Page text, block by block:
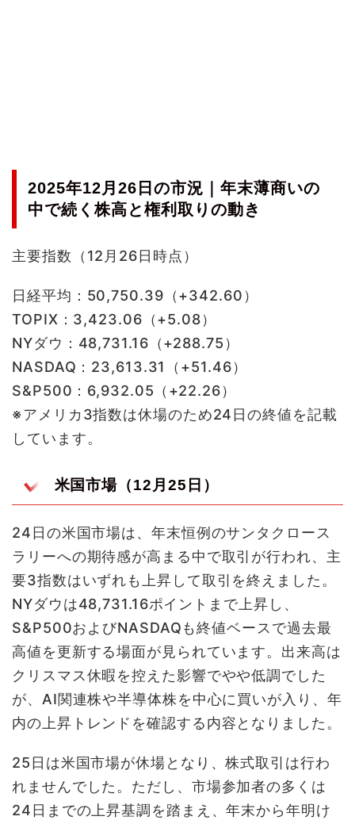
2025年12月26日の市況｜年末薄商いの
中で続く株高と権利取りの動き
主要指数（12月26日時点）
日経平均：50,750.39（+342.60）
TOPIX：3,423.06（+5.08）
NYダウ：48,731.16（+288.75）
NASDAQ：23,613.31（+51.46）
S&P500：6,932.05（+22.26）
※アメリカ3指数は休場のため24日の終値を記載
しています。
米国市場（12月25日）
24日の米国市場は、年末恒例のサンタクロース
ラリーへの期待感が高まる中で取引が行われ、主
要3指数はいずれも上昇して取引を終えました。
NYダウは48,731.16ポイントまで上昇し、
S&P500およびNASDAQも終値ベースで過去最
高値を更新する場面が見られています。出来高は
クリスマス休暇を控えた影響でやや低調でした
が、AI関連株や半導体株を中心に買いが入り、年
内の上昇トレンドを確認する内容となりました。
25日は米国市場が休場となり、株式取引は行わ
れませんでした。ただし、市場参加者の多くは
24日までの上昇基調を踏まえ、年末から年明け